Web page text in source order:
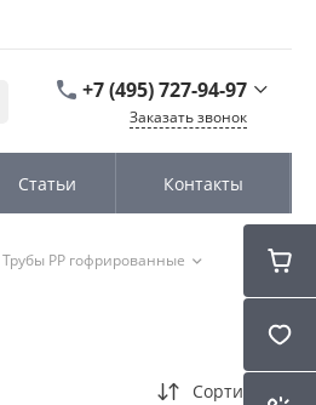
+7 (495) 727-94-97
Пн-Чт: 9:00-18:00 Пт
Заказать звонок
Статьи Контакты
Трубы PP гофрированные
Сортировка